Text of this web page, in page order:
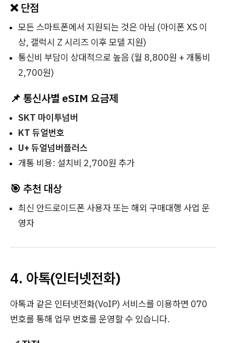
❌ 단점
모든 스마트폰에서 지원되는 것은 아님 (아이폰 XS 이
상, 갤럭시 Z 시리즈 이후 모델 지원)
통신비 부담이 상대적으로 높음 (월 8,800원 + 개통비
2,700원)
📌 통신사별 eSIM 요금제
SKT 마이투넘버
KT 듀얼번호
U+ 듀얼넘버플러스
개통 비용: 설치비 2,700원 추가
🎯 추천 대상
최신 안드로이드폰 사용자 또는 해외 구매대행 사업 운
영자
4. 아톡(인터넷전화)
아톡과 같은 인터넷전화(VoIP) 서비스를 이용하면 070
번호를 통해 업무 번호를 운영할 수 있습니다.